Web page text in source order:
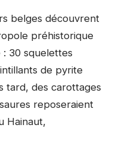
belges découvrent
préhistorique
30 squelettes
de pyrite
tard, des carottages
reposeraient
Hainaut,